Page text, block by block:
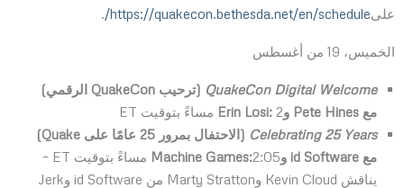
علىhttps://quakecon.bethesda.net/en/schedule/
الخميس، 19 من أغسطس
QuakeCon Digital Welcome (ترحيب QuakeCon الرقمي)
مع Pete Hines و Erin Losi: 2 مساءً بتوقيت ET
Celebrating 25 Years (الاحتفال بمرور 25 عامًا على Quake
)
مع id Software و Machine Games:
2:05 مساءً بتوقيت ET –
يناقش Kevin Cloud وMarty Stratton من id Software وJerk